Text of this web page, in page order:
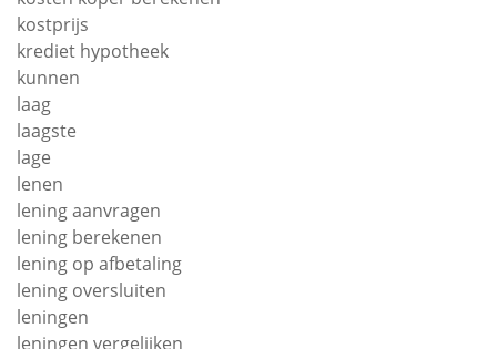
kostprijs
krediet hypotheek
kunnen
laag
laagste
lage
lenen
lening aanvragen
lening berekenen
lening op afbetaling
lening oversluiten
leningen
leningen vergelijken